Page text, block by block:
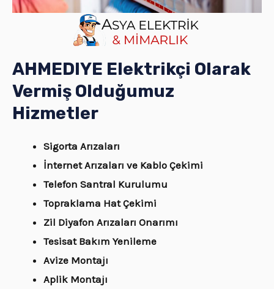
AHMEDIYE Elektrikçi Olarak
Vermiş Olduğumuz
Hizmetler
Sigorta Arızaları
İnternet Arızaları ve Kablo Çekimi
Telefon Santral Kurulumu
Topraklama Hat Çekimi
Zil Diyafon Arızaları Onarımı
Tesisat Bakım Yenileme
Avize Montajı
Aplik Montajı